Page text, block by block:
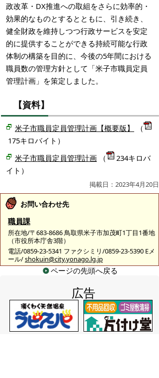
政改革・DX推進への取組をさらに効率的・
効果的なものとするとともに、引き続き、
健全財政を維持しつつ行政サービスを安定
的に提供することができる持続可能な行政
体制の構築を目的に、今後の5年間における
職員数の管理方針として「米子市職員定員
管理計画」を策定しました。
【資料】
米子市職員定員管理計画【概要版】
（
175キロバイト）
米子市職員定員管理計画 （
234キロバ
イト）
掲載日：2023年4月20日
お問い合わせ先
職員課
所在地/〒683-8686 鳥取県米子市加茂町1丁目1番地
（市役所本庁舎3階）
電話/0859-23-5341 ファクシミリ/0859-23-5390 Eメ
ール/shokuin@city.yonago.lg.jp
ページの先頭へ戻る
広告